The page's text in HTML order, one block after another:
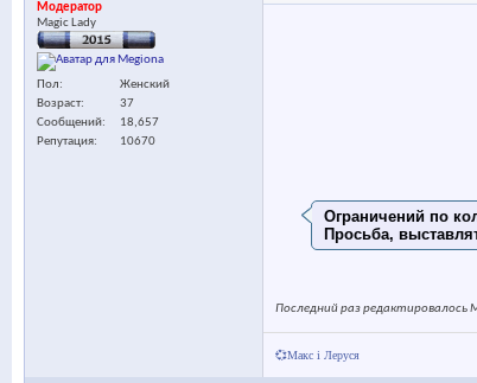
Модератор
Magic Lady
Пол
Женский
Возраст
37
Сообщений
18,657
Репутация
10670
Ограничений по
Просьба,
Последний раз редактировалось
💞Макс і Леруся